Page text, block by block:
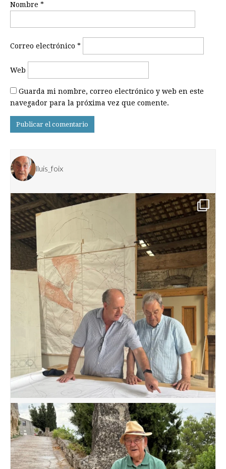
Nombre *
Correo electrónico *
Web
Guarda mi nombre, correo electrónico y web en este
navegador para la próxima vez que comente.
lluis_foix